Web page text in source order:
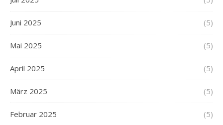
Juni 2025 (5)
Mai 2025 (5)
April 2025 (5)
März 2025 (5)
Februar 2025 (5)